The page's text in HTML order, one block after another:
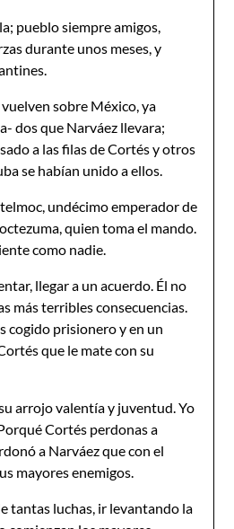
pueblo siempre amigos,
durante unos meses, y
sobre México, ya
dos que Narváez llevara;
a las filas de Cortés y otros
se habían unido a ellos.
undécimo emperador de
quien toma el mando.
como nadie.
llegar a un acuerdo. Él no
más terribles consecuencias.
cogido prisionero y en un
que le mate con su
arrojo valentía y juventud. Yo
Cortés perdonas a
a Narváez que con el
mayores enemigos.
tantas luchas, ir levantando la